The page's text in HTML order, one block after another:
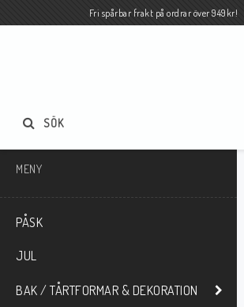
Fri spårbar frakt på ordrar över
SÖK
MENY
PÅSK
JUL
BAK / TÅRTFORMAR & DEKORATION